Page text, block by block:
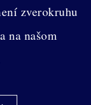
zverokruhu
na našom